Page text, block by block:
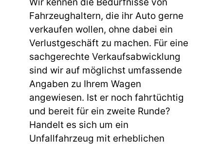
Wir kennen die Bedürfnisse von
Fahrzeughaltern, die ihr Auto gerne
verkaufen wollen, ohne dabei ein
Verlustgeschäft zu machen. Für eine
sachgerechte Verkaufsabwicklung
sind wir auf möglichst umfassende
Angaben zu Ihrem Wagen
angewiesen. Ist er noch fahrtüchtig
und bereit für ein zweite Runde?
Handelt es sich um ein
Unfallfahrzeug mit erheblichen